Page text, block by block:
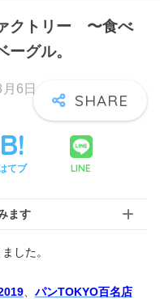
クトリー 〜食べ
グル。
6日
てブ LINE
ます
した。
パンTOKYO百名店